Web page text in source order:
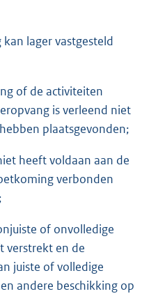
lager vastgesteld
of de activiteiten
is verleend niet
plaatsgevonden;
heeft voldaan aan de
verbonden
of onvolledige
verstrekt en de
juiste of volledige
andere beschikking op